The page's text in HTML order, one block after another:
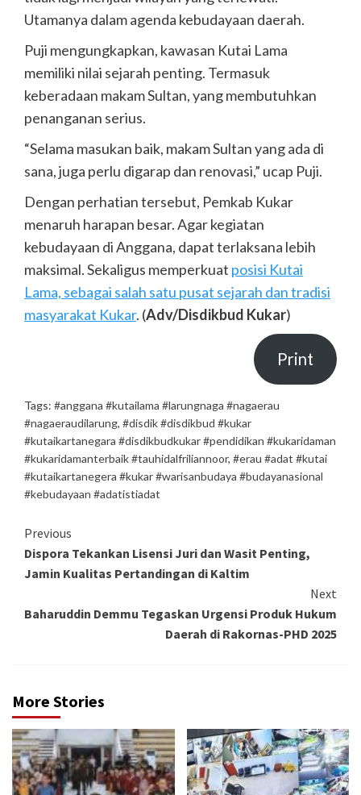
Utamanya dalam agenda kebudayaan daerah.
Puji mengungkapkan, kawasan Kutai Lama
memiliki nilai sejarah penting. Termasuk
keberadaan makam Sultan, yang membutuhkan
penanganan serius.
“Selama masukan baik, makam Sultan yang ada di
sana, juga perlu digarap dan renovasi,” ucap Puji.
Dengan perhatian tersebut, Pemkab Kukar
menaruh harapan besar. Agar kegiatan
kebudayaan di Anggana, dapat terlaksana lebih
maksimal. Sekaligus memperkuat posisi Kutai
Lama, sebagai salah satu pusat sejarah dan tradisi
masyarakat Kukar. (Adv/Disdikbud Kukar)
Print
Tags: #anggana #kutailama #larungnaga #nagaerau
#nagaeraudilarung, #disdik #disdikbud #kukar
#kutaikartanegara #disdikbudkukar #pendidikan #kukaridaman
#kukaridamanterbaik #tauhidalfriliannoor, #erau #adat #kutai
#kutaikartanegera #kukar #warisanbudaya #budayanasional
#kebudayaan #adatistiadat
Continue
Reading
Previous
Dispora Tekankan Lisensi Juri dan Wasit Penting,
Jamin Kualitas Pertandingan di Kaltim
Next
Baharuddin Demmu Tegaskan Urgensi Produk Hukum
Daerah di Rakornas-PHD 2025
More Stories